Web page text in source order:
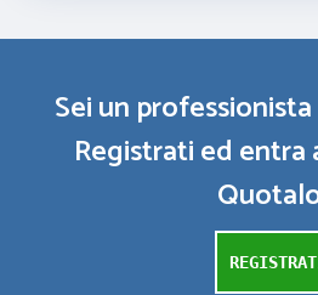
Sei un
Registrati ed entra